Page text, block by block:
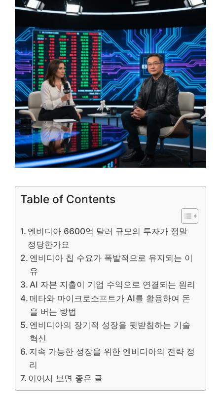
Table of Contents
엔비디아 6600억 달러 규모의 투자가 정말
정당한가요
엔비디아 칩 수요가 폭발적으로 유지되는 이
유
AI 자본 지출이 기업 수익으로 연결되는 원리
메타와 마이크로소프트가 AI를 활용하여 돈
을 버는 방법
엔비디아의 장기적 성장을 뒷받침하는 기술
혁신
지속 가능한 성장을 위한 엔비디아의 전략 정
리
이어서 보면 좋은 글